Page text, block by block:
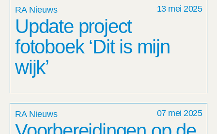
RA Nieuws 13 mei 2025
Update project
fotoboek ‘Dit is mijn
wijk’
RA Nieuws 07 mei 2025